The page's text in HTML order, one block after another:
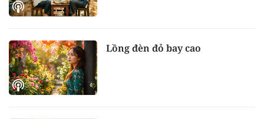
Lồng đèn đỏ bay cao